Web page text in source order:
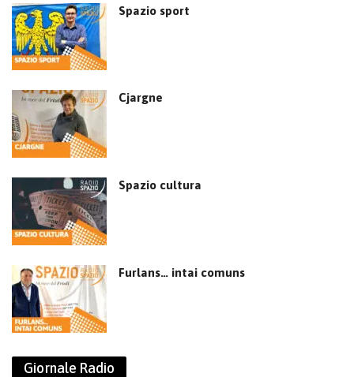
Spazio sport
Cjargne
Spazio cultura
Furlans… intai comuns
Giornale Radio